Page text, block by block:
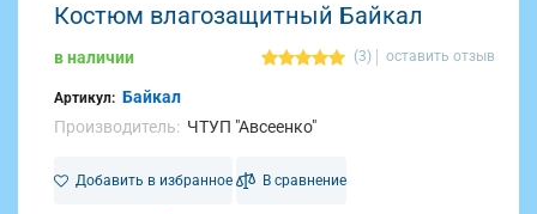
Костюм влагозащитный Байкал
в наличии (3) оставить отзыв
Артикул: Байкал
Производитель: ЧТУП "Авсеенко"
Добавить в избранное В сравнение